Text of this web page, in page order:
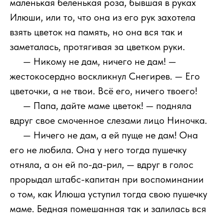
маленькая беленькая роза, бывшая в руках
Илюши, или то, что она из его рук захотела
взять цветок на память, но она вся так и
заметалась, протягивая за цветком руки.
— Никому не дам, ничего не дам! —
жестокосердно воскликнул Снегирев. — Его
цветочки, а не твои. Всё его, ничего твоего!
— Папа, дайте маме цветок! — подняла
вдруг свое смоченное слезами лицо Ниночка.
— Ничего не дам, а ей пуще не дам! Она
его не любила. Она у него тогда пушечку
отняла, а он ей по-да-рил, — вдруг в голос
прорыдал штабс-капитан при воспоминании
о том, как Илюша уступил тогда свою пушечку
маме. Бедная помешанная так и залилась вся